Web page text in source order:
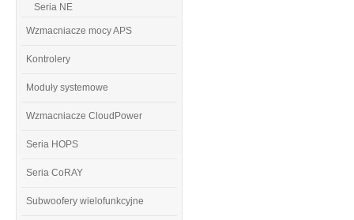
Seria NE
Wzmacniacze mocy APS
Kontrolery
Moduły systemowe
Wzmacniacze CloudPower
Seria HOPS
Seria CoRAY
Subwoofery wielofunkcyjne